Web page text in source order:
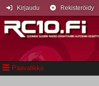
Päävalikko
Kirjaudu Rekisteröidy